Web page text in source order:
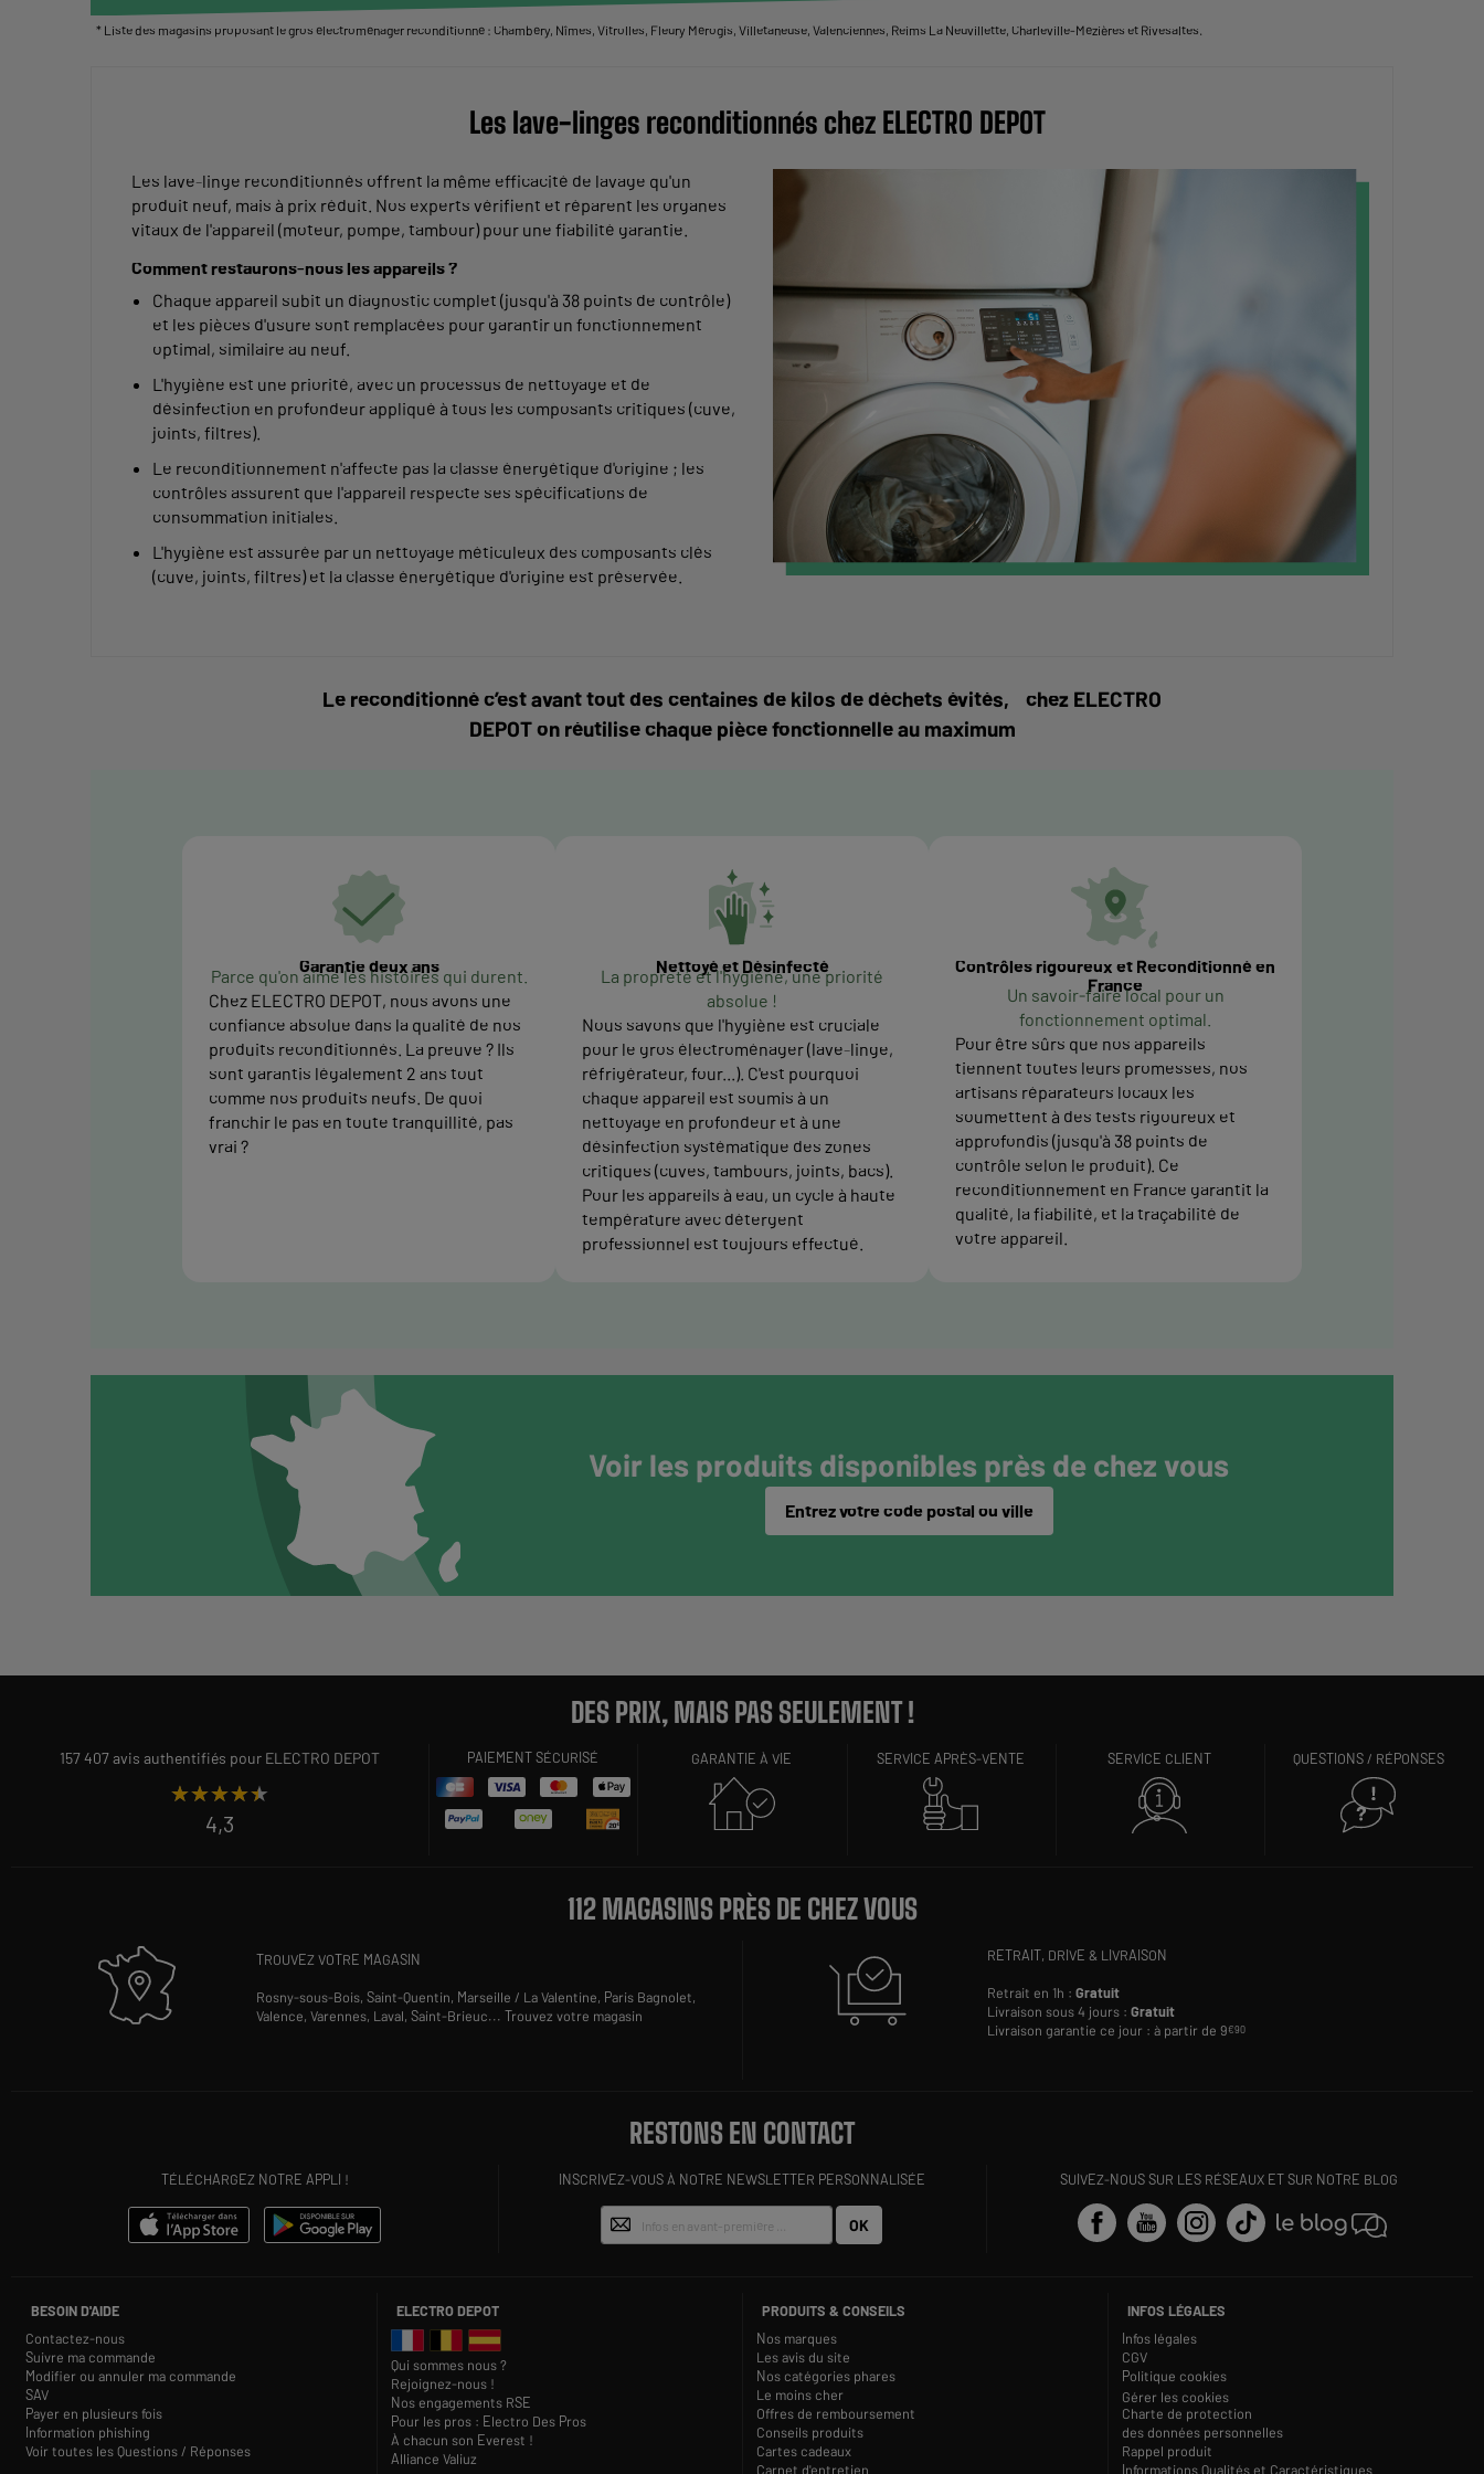
* Liste des magasins proposant le gros électroménager reconditionné : Chambéry, Nîmes, Vitrolles, Fleury Mérogis, Villetaneuse, Valenciennes, Reims La Neuvillette, Charleville-Mézières et Rivesaltes.
Les lave-linges reconditionnés chez ELECTRO DEPOT
Les lave-linge reconditionnés offrent la même efficacité de lavage qu'un
produit neuf, mais à prix réduit. Nos experts vérifient et réparent les organes
vitaux de l'appareil (moteur, pompe, tambour) pour une fiabilité garantie.
Comment restaurons-nous les appareils ?
Chaque appareil subit un diagnostic complet (jusqu'à 38 points de contrôle)
et les pièces d'usure sont remplacées pour garantir un fonctionnement
optimal, similaire au neuf.
L'hygiène est une priorité, avec un processus de nettoyage et de
désinfection en profondeur appliqué à tous les composants critiques (cuve,
joints, filtres).
Le reconditionnement n'affecte pas la classe énergétique d'origine ; les
contrôles assurent que l'appareil respecte ses spécifications de
consommation initiales.
L'hygiène est assurée par un nettoyage méticuleux des composants clés
(cuve, joints, filtres) et la classe énergétique d'origine est préservée.
Le reconditionné c’est avant tout des centaines de kilos de déchets évités, chez ELECTRO
DEPOT on réutilise chaque pièce fonctionnelle au maximum
Garantie deux ans
Parce qu'on aime les histoires qui durent.
Chez ELECTRO DEPOT, nous avons une
confiance absolue dans la qualité de nos
produits reconditionnés. La preuve ? Ils
sont garantis légalement 2 ans tout
comme nos produits neufs. De quoi
franchir le pas en toute tranquillité, pas
vrai ?
Nettoyé et Désinfecté
La propreté et l'hygiène, une priorité
absolue !
Nous savons que l'hygiène est cruciale
pour le gros électroménager (lave-linge,
réfrigérateur, four...). C'est pourquoi
chaque appareil est soumis à un
nettoyage en profondeur et à une
désinfection systématique des zones
critiques (cuves, tambours, joints, bacs).
Pour les appareils à eau, un cycle à haute
température avec détergent
professionnel est toujours effectué.
Contrôles rigoureux et Reconditionné en
France
Un savoir-faire local pour un
fonctionnement optimal.
Pour être sûrs que nos appareils
tiennent toutes leurs promesses, nos
artisans réparateurs locaux les
soumettent à des tests rigoureux et
approfondis (jusqu'à 38 points de
contrôle selon le produit). Ce
reconditionnement en France garantit la
qualité, la fiabilité, et la traçabilité de
votre appareil.
Voir les produits disponibles près de chez vous
Entrez votre code postal ou ville
DES PRIX, MAIS PAS SEULEMENT !
157 407 avis authentifiés pour ELECTRO DEPOT
★★★★★
★★★★★
4,3
PAIEMENT SÉCURISÉ GARANTIE À VIE SERVICE APRÈS-VENTE SERVICE CLIENT QUESTIONS / RÉPONSES
112 MAGASINS PRÈS DE CHEZ VOUS
TROUVEZ VOTRE MAGASIN
Rosny-sous-Bois,Saint-Quentin, Marseille / La Valentine, Paris Bagnolet,
Valence,Varennes, Laval,Saint-Brieuc...Trouvez votre magasin
RETRAIT, DRIVE & LIVRAISON
Retrait en 1h :Gratuit
Livraison sous 4 jours :Gratuit
Livraison garantie ce jour : à partir de 9€90
RESTONS EN CONTACT
TÉLÉCHARGEZ NOTRE APPLI ! INSCRIVEZ-VOUS À NOTRE NEWSLETTER PERSONNALISÉE
OK
SUIVEZ-NOUS SUR LES RÉSEAUX ET SUR NOTRE BLOG
BESOIN D'AIDE
Contactez-nous
Suivre ma commande
Modifier ou annuler ma commande
SAV
Payer en plusieurs fois
Information phishing
Voir toutes les Questions / Réponses
ELECTRO DEPOT
Qui sommes nous ?
Rejoignez-nous !
Nos engagements RSE
Pour les pros : Electro Des Pros
À chacun son Everest !
Alliance Valiuz
PRODUITS & CONSEILS
Nos marques
Les avis du site
Nos catégories phares
Le moins cher
Offres de remboursement
Conseils produits
Cartes cadeaux
Carnet d'entretien
INFOS LÉGALES
Infos légales
CGV
Politique cookies
Gérer les cookies
Charte de protection
des données personnelles
Rappel produit
Informations Qualités et Caractéristiques